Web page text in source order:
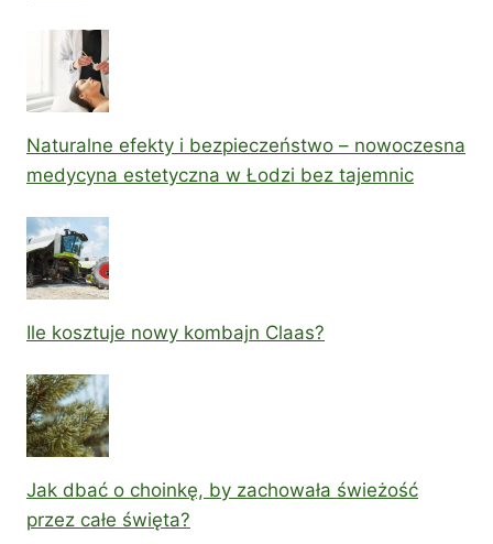
Naturalne efekty i bezpieczeństwo – nowoczesna
medycyna estetyczna w Łodzi bez tajemnic
Ile kosztuje nowy kombajn Claas?
Jak dbać o choinkę, by zachowała świeżość
przez całe święta?